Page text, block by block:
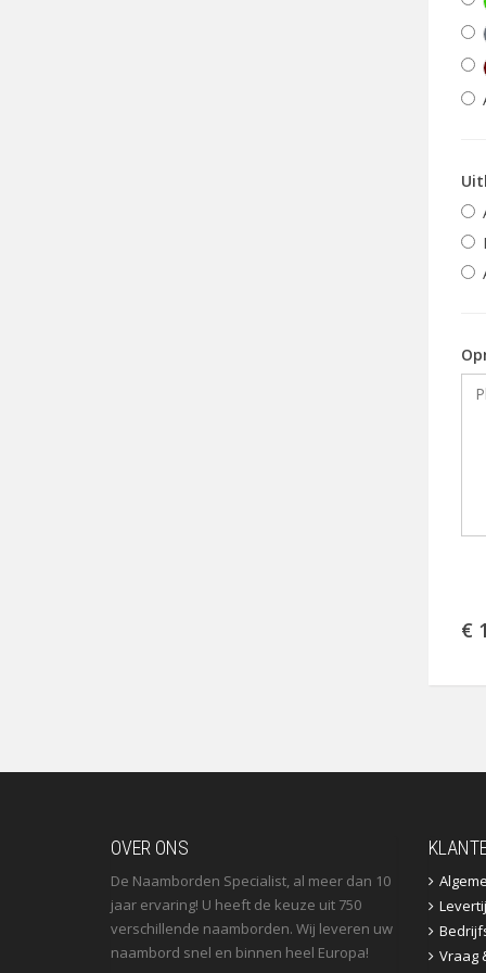
€
OVER ONS
De Naamborden Specialist, al meer dan 10
jaar ervaring! U heeft de keuze uit 750
verschillende naamborden. Wij leveren uw
naambord snel en binnen heel Europa!
Vraag